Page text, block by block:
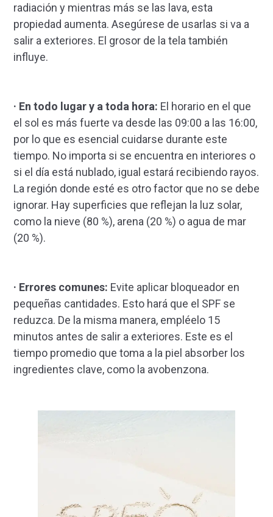
radiación y mientras más se las lava, esta
propiedad aumenta. Asegúrese de usarlas si va a
salir a exteriores. El grosor de la tela también
influye.
· En todo lugar y a toda hora: El horario en el que
el sol es más fuerte va desde las 09:00 a las 16:00,
por lo que es esencial cuidarse durante este
tiempo. No importa si se encuentra en interiores o
si el día está nublado, igual estará recibiendo rayos.
La región donde esté es otro factor que no se debe
ignorar. Hay superficies que reflejan la luz solar,
como la nieve (80 %), arena (20 %) o agua de mar
(20 %).
· Errores comunes: Evite aplicar bloqueador en
pequeñas cantidades. Esto hará que el SPF se
reduzca. De la misma manera, empléelo 15
minutos antes de salir a exteriores. Este es el
tiempo promedio que toma a la piel absorber los
ingredientes clave, como la avobenzona.